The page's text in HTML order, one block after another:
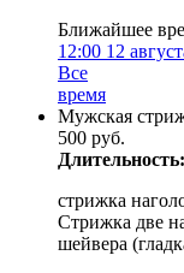
Ближайшее
12:00 12
Все
время
Мужская
500 руб.
стрижка
Стрижка две
шейвера